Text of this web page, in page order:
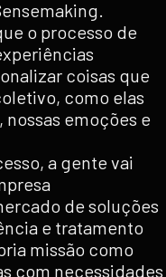
o processo de
coisas que
como elas
emoções e
a gente vai
de soluções
e tratamento
missão como
com necessidades